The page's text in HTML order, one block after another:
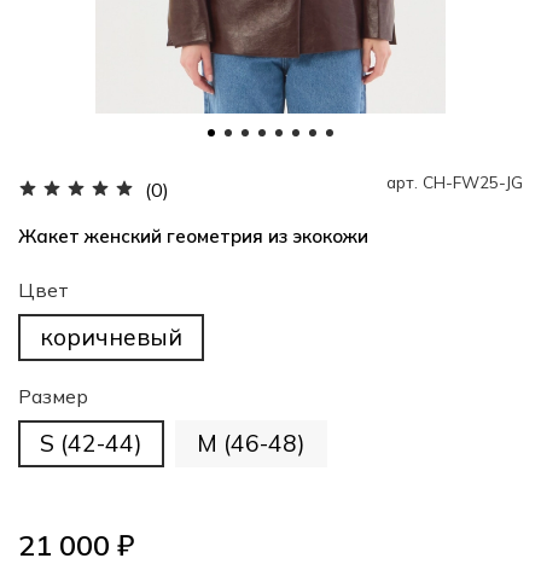
(0) арт. CH-FW25-JG
Жакет женский геометрия из экокожи
Цвет
коричневый
Размер
S (42-44) M (46-48)
21 000 ₽